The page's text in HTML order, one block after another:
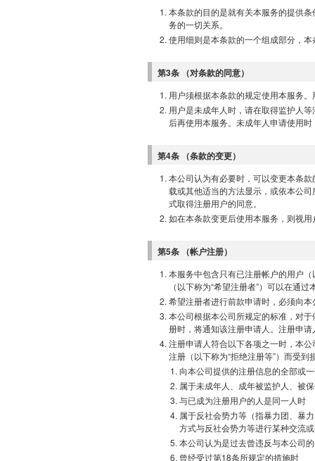
本条款的目的是就有关本服务的提供
务的一切关系。
使用细则是本条款的一个组成部分，
第3条 （对条款的同意）
用户须根据本条款的规定使用本服务
用户是未成年人时，请在取得监护人
后再使用本服务。未成年人申请使用
第4条 （条款的变更）
本公司认为有必要时，可以变更本条
载或其他适当的方法显示，或依本公
式取得注册用户的同意。
如在本条款变更后使用本服务，则视
第5条 （帐户注册）
本服务中包含只有已注册帐户的用户（
（以下称为“希望注册者”）可以在通
希望注册者进行前款申请时，必须向
本公司根据本公司所规定的标准，对
册时，将通知该注册申请人。注册申
注册申请人符合以下各项之一时，本
注册（以下称为“拒绝注册等”）而受
向本公司提供的注册信息的全部或
属于未成年人、成年被监护人、被
与已成为注册用户的人是同一人时
属于反社会势力等（指暴力团、暴
方式与反社会势力等进行某种交流
本公司认为是过去曾违反与本公司
曾经受过第18条所规定的措施时